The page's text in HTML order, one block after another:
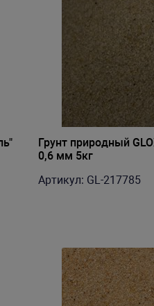
Грунт природный
0,6 мм 5кг
Артикул: GL-217785